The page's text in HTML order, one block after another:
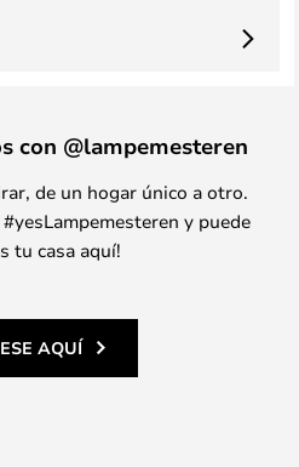
con @lampemesteren
de un hogar único a otro.
y puede
tu casa aquí!
AQUÍ